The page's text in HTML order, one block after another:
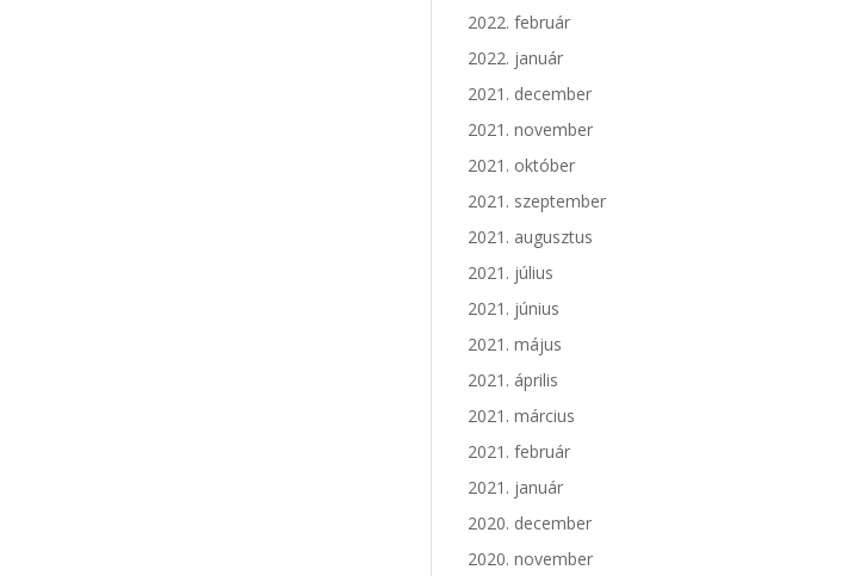
2022. február
2022. január
2021. december
2021. november
2021. október
2021. szeptember
2021. augusztus
2021. július
2021. június
2021. május
2021. április
2021. március
2021. február
2021. január
2020. december
2020. november